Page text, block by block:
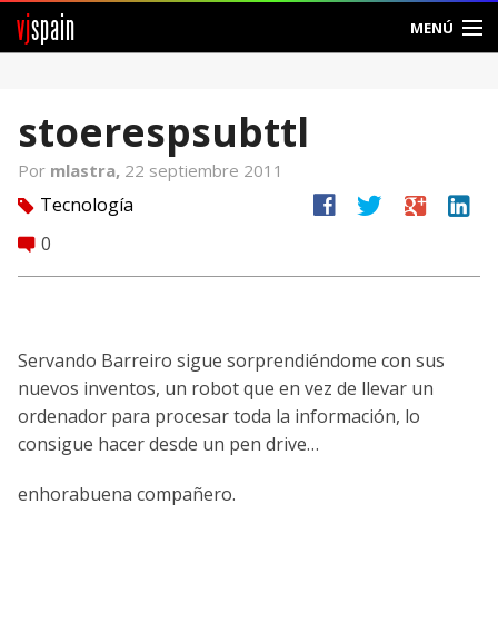
vjspain MENÚ
Foros
Vjspain
Entrar
Crear Cuenta
stoerespsubttl
Por mlastra, 22 septiembre 2011
tag Tecnología
comment 0
facebook twitter google linkedin
Servando Barreiro sigue sorprendiéndome con sus
nuevos inventos, un robot que en vez de llevar un
ordenador para procesar toda la información, lo
consigue hacer desde un pen drive…
enhorabuena compañero.